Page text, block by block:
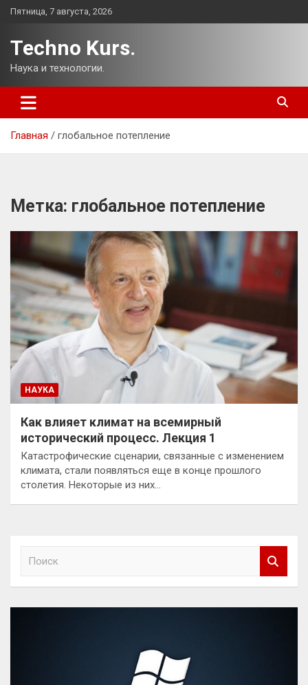
Перейти
Пятница, 7 августа, 2026
Techno Kurs.
Наука и технологии.
Главная глобальное потепление
Метка: глобальное потепление
НАУКА
Как влияет климат на всемирный
исторический процесс. Лекция 1
Катастрофические сценарии, связанные с изменением
климата, стали появляться еще в конце прошлого
столетия. Некоторые из них…
к